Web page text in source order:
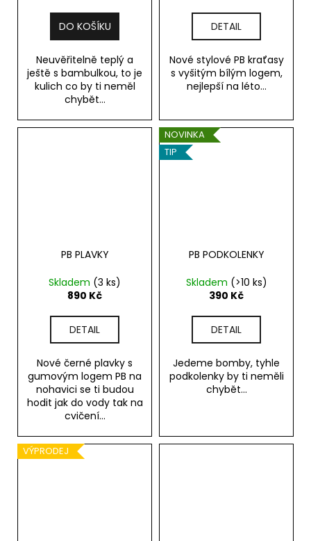
DO KOŠÍKU
Neuvěřitelně teplý a
ještě s bambulkou, to je
kulich co by ti neměl
chybět...
DETAIL
Nové stylové PB kraťasy
s vyšitým bílým logem,
nejlepší na léto...
PB PLAVKY
Skladem (3 ks)
890 Kč
DETAIL
Nové černé plavky s
gumovým logem PB na
nohavici se ti budou
hodit jak do vody tak na
cvičení...
NOVINKA
TIP
PB PODKOLENKY
Skladem (>10 ks)
390 Kč
DETAIL
Jedeme bomby, tyhle
podkolenky by ti neměli
chybět...
VÝPRODEJ